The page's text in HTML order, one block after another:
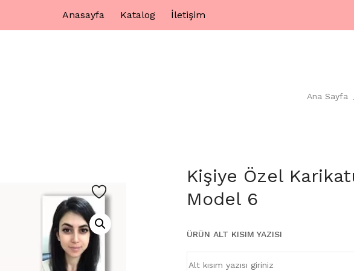
Anasayfa Katalog İletişim
Ana Sayfa
Kişiye Özel
Model 6
ÜRÜN ALT KISIM YAZISI